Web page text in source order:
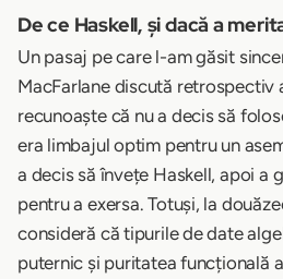
De ce Haskell, și dacă a
Un pasaj pe care l-am găsit
MacFarlane discută retrospectiv
recunoaște că nu a decis să
era limbajul optim pentru un
a decis să învețe Haskell, apoi a
pentru a exersa. Totuși, la
consideră că tipurile de date
puternic și puritatea funcțională